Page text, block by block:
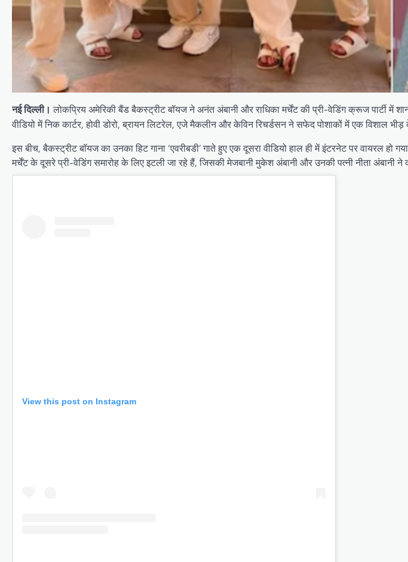
नई दिल्ली। लोकप्रिय अमेरिकी बैंड बैकस्ट्रीट बॉयज ने अनंत अंबानी और राधिका मर्चेंट की प्री-वेडिंग क्रूज पार्टी
वीडियो में निक कार्टर, होवी डोरो, ब्रायन लिटरेल, एजे मैकलीन और केविन रिचर्डसन ने सफेद पोशाकों में एक विशाल
इस बीच, बैकस्ट्रीट बॉयज का उनका हिट गाना ‘एवरीबडी’ गाते हुए एक दूसरा वीडियो हाल ही में इंटरनेट पर वायरल हो
मर्चेंट के दूसरे प्री-वेडिंग समारोह के लिए इटली जा रहे हैं, जिसकी मेजबानी मुकेश अंबानी और उनकी पत्नी नीता अंबानी ने
View this post on Instagram